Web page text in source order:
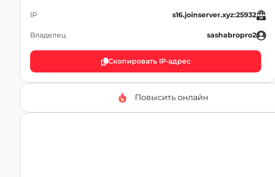
IP s16.joinserver.xyz:25932
Владелец sashabropro2
Скопировать IP-адрес
Повысить онлайн